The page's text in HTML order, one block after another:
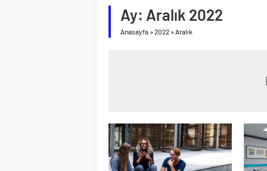
Ay: Aralık 2022
Anasayfa »2022 »Aralık